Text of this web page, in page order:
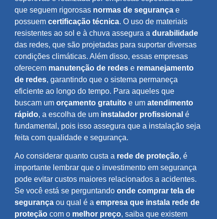
que seguem rigorosas normas de segurança e
possuem certificação técnica. O uso de materiais
resistentes ao sol e à chuva assegura a durabilidade
das redes, que são projetadas para suportar diversas
condições climáticas. Além disso, essas empresas
oferecem manutenção de redes e remanejamento
de redes, garantindo que o sistema permaneça
eficiente ao longo do tempo. Para aqueles que
buscam um orçamento gratuito e um atendimento
rápido, a escolha de um instalador profissional é
fundamental, pois isso assegura que a instalação seja
feita com qualidade e segurança.
Ao considerar quanto custa a rede de proteção, é
importante lembrar que o investimento em segurança
pode evitar custos maiores relacionados a acidentes.
Se você está se perguntando onde comprar tela de
segurança ou qual é a empresa que instala rede de
proteção com o melhor preço, saiba que existem